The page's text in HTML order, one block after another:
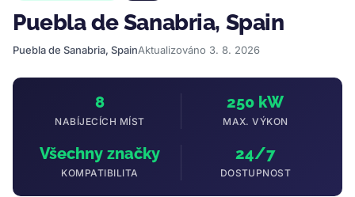
Puebla de Sanabria, Spain
Puebla de Sanabria, SpainAktualizováno 3. 8. 2026
8
NABÍJECÍCH MÍST
250 kW
MAX. VÝKON
Všechny značky
KOMPATIBILITA
24/7
DOSTUPNOST